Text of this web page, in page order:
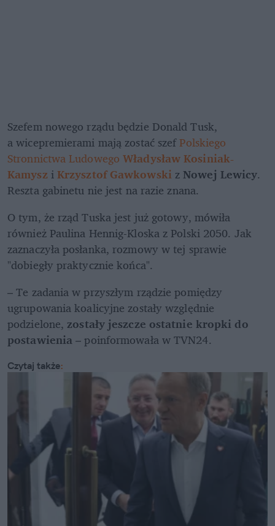
Szefem nowego rządu będzie Donald Tusk,
a wicepremierami mają zostać szef Polskiego
Stronnictwa Ludowego Władysław Kosiniak-
Kamysz i Krzysztof Gawkowski z Nowej Lewicy.
Reszta gabinetu nie jest na razie znana.
O tym, że rząd Tuska jest już gotowy, mówiła
również Paulina Hennig-Kloska z Polski 2050. Jak
zaznaczyła posłanka, rozmowy w tej sprawie
"dobiegły praktycznie końca".
– Te zadania w przyszłym rządzie pomiędzy
ugrupowania koalicyjne zostały względnie
podzielone, zostały jeszcze ostatnie kropki do
postawienia – poinformowała w TVN24.
Czytaj także: